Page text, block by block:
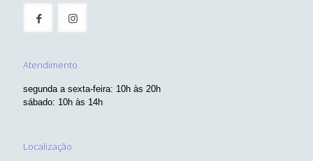
Atendimento
segunda a sexta-feira: 10h às 20h
sábado: 10h às 14h
Localização